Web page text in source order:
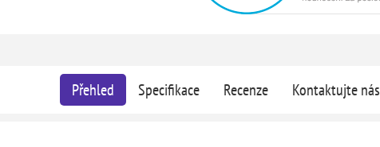
Přehled Specifikace Recenze Kontaktujte nás